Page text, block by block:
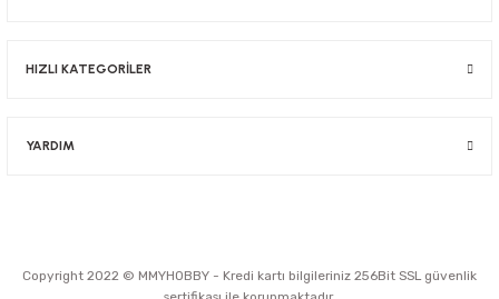
HIZLI KATEGORİLER
YARDIM
Copyright 2022 © MMYHOBBY - Kredi kartı bilgileriniz 256Bit SSL güvenlik